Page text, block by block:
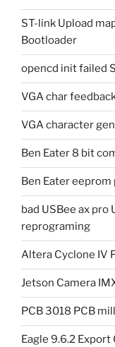
ST-link Upload
Bootloader
opencd init failed
VGA char
VGA character
Ben Eater 8 bit
Ben Eater
bad USBee ax pro
reprograming
Altera Cyclone IV
Jetson Camera
PCB 3018 PCB
Eagle 9.6.2